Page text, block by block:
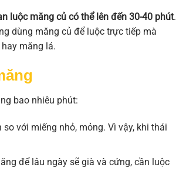
luộc măng củ có thể lên đến 30-40 phút.
dùng măng củ để luộc trực tiếp mà
măng lá.
bao nhiêu phút:
với miếng nhỏ, mỏng. Vì vậy, khi thái
để lâu ngày sẽ già và cứng, cần luộc